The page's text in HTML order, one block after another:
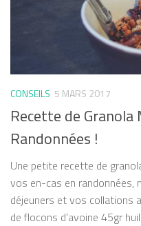
CONSEILS 5 MARS 2017
Recette de
Randonnées !
Une petite recette de
vos en-cas en
déjeuners et vos collations
de flocons d’avoine 45gr